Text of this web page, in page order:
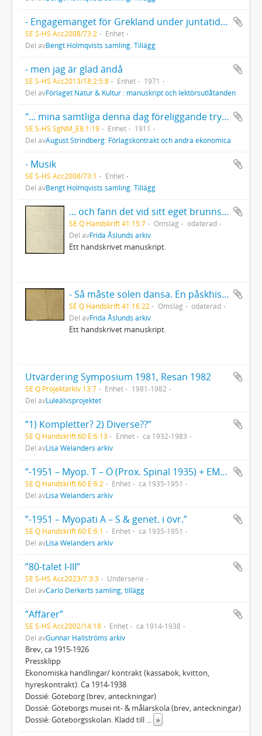
- Engagemanget för Grekland under juntatiden
SE S-HS Acc2008/73:2
Enhet
Del avBengt Holmqvists samling. Tillägg
- men jag är glad ändå
SE S-HS Acc2013/18:2:5:8 Enhet
1971
Del avFörlaget Natur & Kultur : manuskript och lektörsutlåtanden
"... mina samtliga denna dag föreliggande tryckta skrifter samt af otryckta skrifter brefsamlingen Han och Hon."
SE S-HS SgNM_E8:1:19 Enhet
1911
Del avAugust Strindberg: Förlagskontrakt och andra ekonomica
- Musik
SE S-HS Acc2008/73:1
Enhet
Del avBengt Holmqvists samling. Tillägg
... och fann det vid sitt eget brunnstak!
SE Q Handskrift 41:15:7 Omslag
odaterad
Del avFrida Åslunds arkiv
Ett handskrivet manuskript.
- Så måste solen dansa. En påskhistoria.
SE Q Handskrift 41:16:22 Omslag
odaterad
Del avFrida Åslunds arkiv
Ett handskrivet manuskript.
Utvärdering Symposium 1981, Resan 1982
SE Q Projektarkiv 13:7 Enhet
1981-1982
Del avLuleälvsprojektet
”1) Kompletter? 2) Diverse??”
SE Q Handskrift 60:E:6:13 Enhet
ca 1932-1983
Del avLisa Welanders arkiv
”-1951 – Myop. T – Ö (Prox. Spinal 1935) + EMG m.m. 1947”
SE Q Handskrift 60:E:6:2 Enhet
ca 1935-1951
Del avLisa Welanders arkiv
”-1951 – Myopati A – S & genet. i övr.”
SE Q Handskrift 60:E:6:1 Enhet
ca 1935-1951
Del avLisa Welanders arkiv
”80-talet I-III”
SE S-HS Acc2023/7:3:3
Underserie
Del avCarlo Derkerts samling, tillägg
”Affärer”
SE S-HS Acc2002/14:18 Enhet
ca 1914-1938
Del avGunnar Hallströms arkiv
Brev, ca 1915-1926
Pressklipp
Ekonomiska handlingar/ kontrakt (kassabok, kvitton,
hyreskontrakt). Ca 1914-1938
Dossié: Göteborg (brev, anteckningar)
Dossié: Göteborgs musei rit- & målarskola (brev, anteckningar)
Dossié: Göteborgsskolan. Kladd till
»